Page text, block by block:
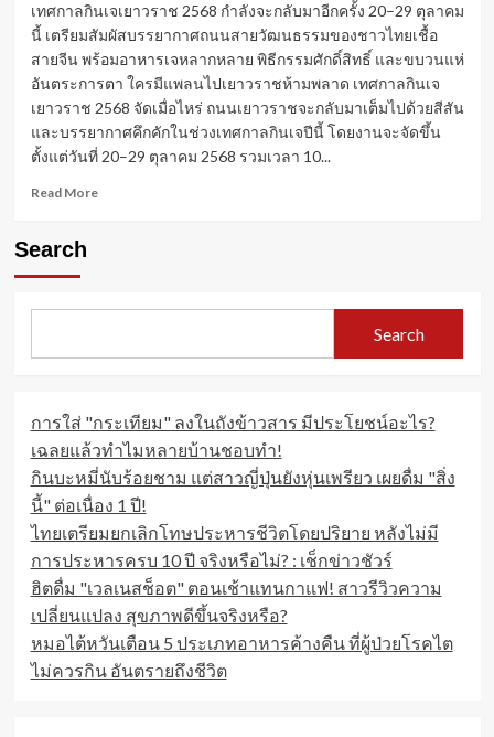
เทศกาลกินเจเยาวราช 2568 กำลังจะกลับมาอีกครั้ง 20–29 ตุลาคม
นี้ เตรียมสัมผัสบรรยากาศถนนสายวัฒนธรรมของชาวไทยเชื้อ
สายจีน พร้อมอาหารเจหลากหลาย พิธีกรรมศักดิ์สิทธิ์ และขบวนแห่
อันตระการตา ใครมีแพลนไปเยาวราชห้ามพลาด เทศกาลกินเจ
เยาวราช 2568 จัดเมื่อไหร่ ถนนเยาวราชจะกลับมาเต็มไปด้วยสีสัน
และบรรยากาศคึกคักในช่วงเทศกาลกินเจปีนี้ โดยงานจะจัดขึ้น
ตั้งแต่วันที่ 20–29 ตุลาคม 2568 รวมเวลา 10...
Read MoreRead
เยาวราช
กลับ
ยิ่ง
ใหญ่!
อิ่ม
บุญ
อิ่ม
10
วัน
10
คืน
Search
Search
การใส่ "กระเทียม" ลงในถังข้าวสาร มีประโยชน์อะไร?
เฉลยแล้วทำไมหลายบ้านชอบทำ!
กินบะหมี่นับร้อยชาม แต่สาวญี่ปุ่นยังหุ่นเพรียว เผยดื่ม "สิ่ง
นี้" ต่อเนื่อง 1 ปี!
ไทยเตรียมยกเลิกโทษประหารชีวิตโดยปริยาย หลังไม่มี
การประหารครบ 10 ปี จริงหรือไม่? : เช็กข่าวชัวร์
ฮิตดื่ม "เวลเนสช็อต" ตอนเช้าแทนกาแฟ! สาวรีวิวความ
เปลี่ยนแปลง สุขภาพดีขึ้นจริงหรือ?
หมอไต้หวันเตือน 5 ประเภทอาหารค้างคืน ที่ผู้ป่วยโรคไต
ไม่ควรกิน อันตรายถึงชีวิต